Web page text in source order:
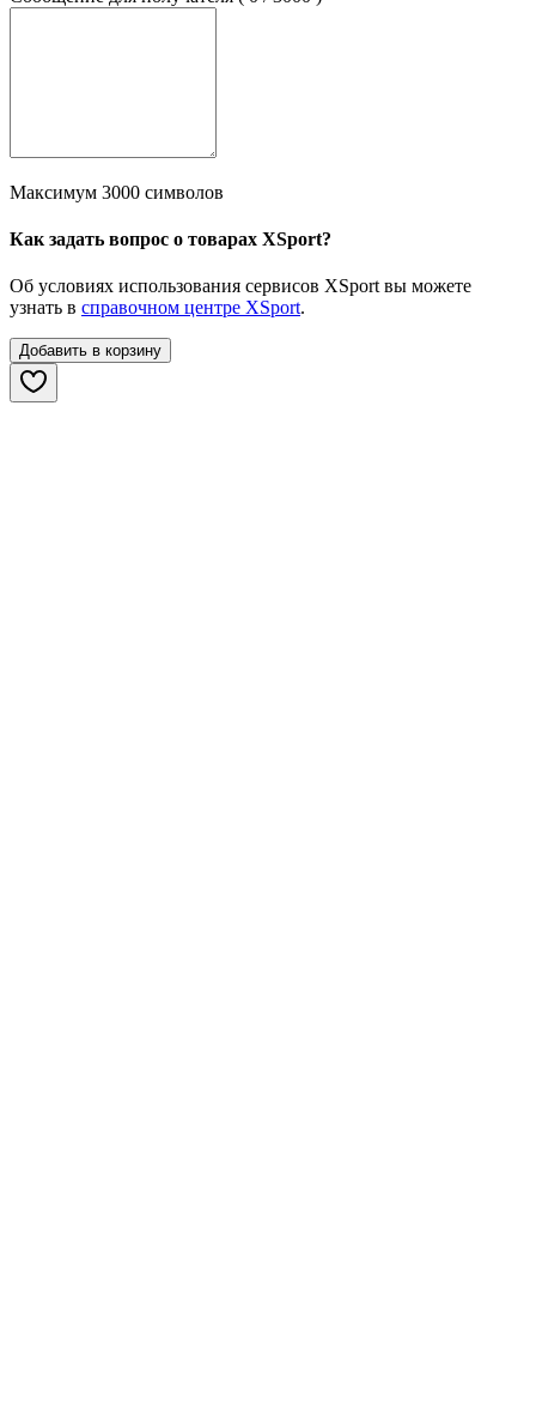
Максимум 3000 символов
Как задать вопрос о товарах XSport?
Об условиях использования сервисов XSport вы можете
узнать в справочном центре XSport.
Добавить в корзину